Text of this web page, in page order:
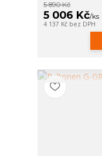
5 890 Kč
5 006 Kč/ks
4 137 Kč bez DPH